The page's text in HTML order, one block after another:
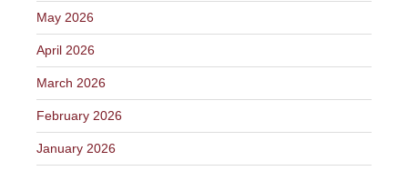
May 2026
April 2026
March 2026
February 2026
January 2026